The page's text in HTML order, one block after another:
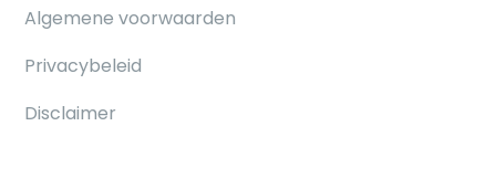
Algemene voorwaarden
Privacybeleid
Disclaimer